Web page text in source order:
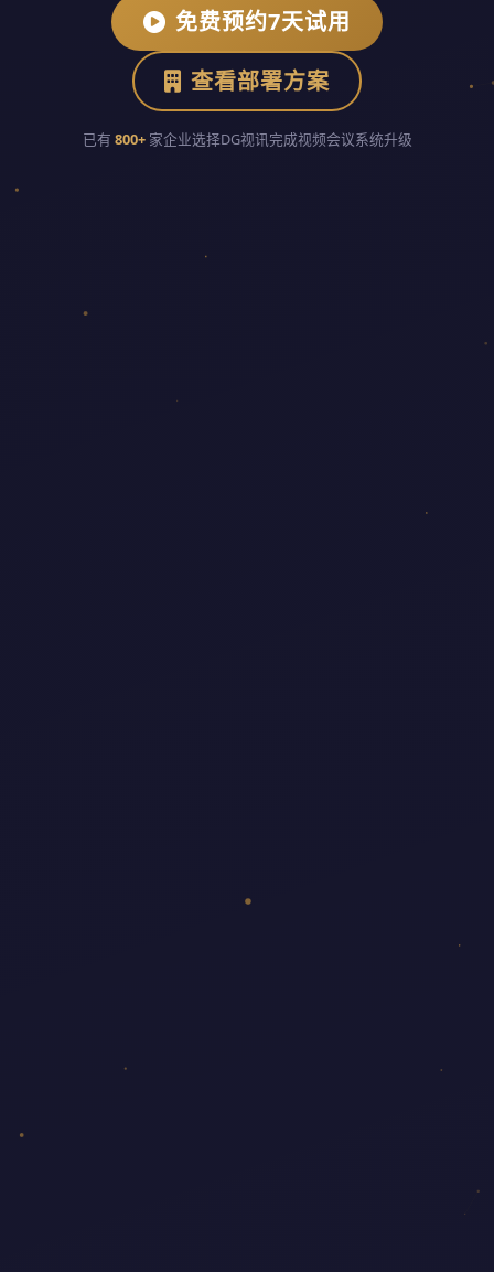
免费预约7天试用
查看部署方案
已有 800+家企业选择DG视讯完成视频会议系统升级